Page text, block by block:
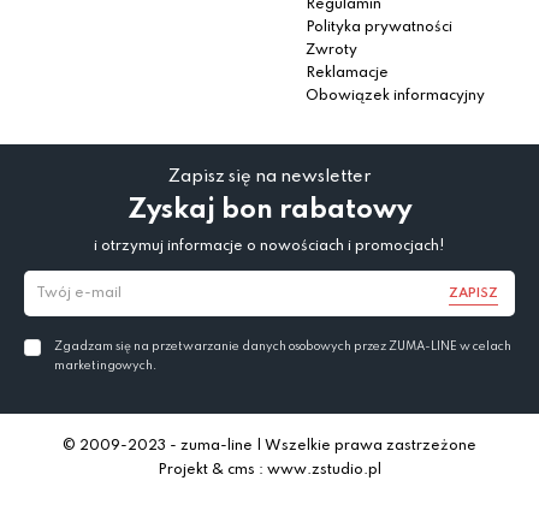
Regulamin
Polityka prywatności
Zwroty
Reklamacje
Obowiązek informacyjny
Zapisz się na newsletter
Zyskaj bon rabatowy
i otrzymuj informacje o nowościach i promocjach!
ZAPISZ
Zgadzam się na przetwarzanie danych osobowych przez ZUMA-LINE w celach
marketingowych.
© 2009-2023 - zuma-line | Wszelkie prawa zastrzeżone
Projekt & cms : www.zstudio.pl